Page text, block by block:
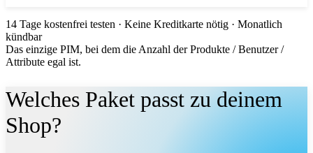
14 Tage kostenfrei testen · Keine Kreditkarte nötig · Monatlich
kündbar
Das einzige PIM, bei dem die Anzahl der Produkte / Benutzer /
Attribute egal ist.
Welches Paket passt zu deinem
Shop?